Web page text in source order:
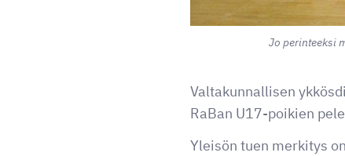
Jo perinteeksi
Valtakunnallisen
RaBan U17-poikien
Yleisön tuen merkitys